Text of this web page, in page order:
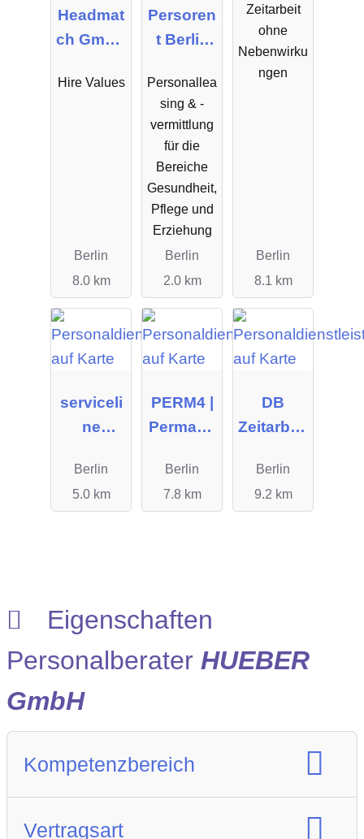
Headmat
ch GmbH
Hire Values
Berlin
8.0 km
Persoren
t Berlin
er GmbH
Personallea
sing & -
vermittlung
für die
Bereiche
Gesundheit,
Pflege und
Erziehung
Berlin
2.0 km
GmbH
Zeitarbeit
ohne
Nebenwirku
ngen
Berlin
8.1 km
serviceli
ne
ngs
GmbH
Berlin
5.0 km
PERM4 |
Permane
Recruitin
g GmbH
Berlin
7.8 km
DB
Zeitarbeit
Berlin
9.2 km
Eigenschaften
Personalberater HUEBER
GmbH
Kompetenzbereich
Vertragsart